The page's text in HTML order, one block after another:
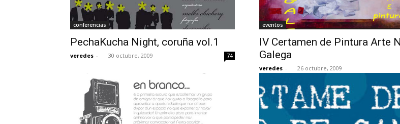
conferencias
PechaKucha Night, coruña vol.1
veredes - 30 octubre, 2009 74
eventos
IV Certamen de Pintura Arte
Galega
veredes - 26 octubre, 2009